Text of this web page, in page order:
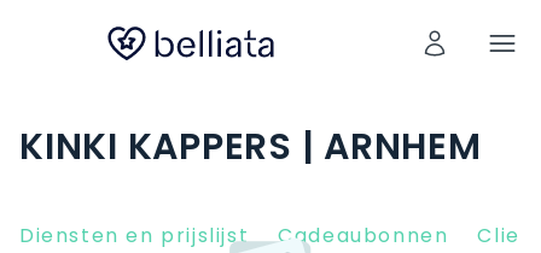
KINKI KAPPERS | ARNHEM
Diensten en prijslijst Cadeaubonnen